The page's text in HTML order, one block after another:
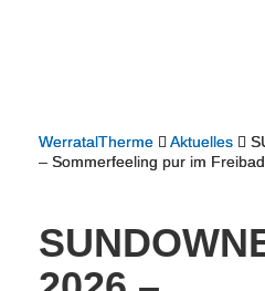
WerratalTherme Aktuelles
– Sommerfeeling pur im